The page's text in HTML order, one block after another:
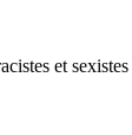
et